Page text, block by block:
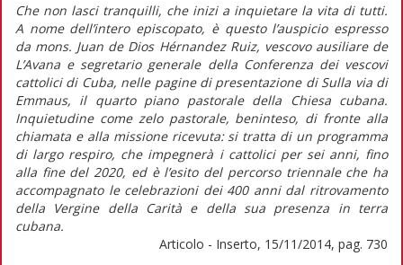
Che non lasci tranquilli, che inizi a inquietare la vita di tutti.
A nome dell’intero episcopato, è questo l’auspicio espresso
da mons. Juan de Dios Hérnandez Ruiz, vescovo ausiliare de
L’Avana e segretario generale della Conferenza dei vescovi
cattolici di Cuba, nelle pagine di presentazione di Sulla via di
Emmaus, il quarto piano pastorale della Chiesa cubana.
Inquietudine come zelo pastorale, beninteso, di fronte alla
chiamata e alla missione ricevuta: si tratta di un programma
di largo respiro, che impegnerà i cattolici per sei anni, fino
alla fine del 2020, ed è l’esito del percorso triennale che ha
accompagnato le celebrazioni dei 400 anni dal ritrovamento
della Vergine della Carità e della sua presenza in terra
cubana.
Articolo - Inserto, 15/11/2014, pag. 730